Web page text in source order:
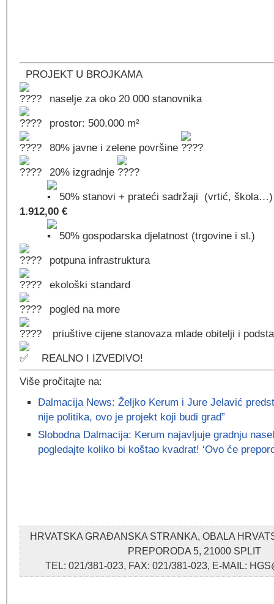
PROJEKT U BROJKAMA
️naselje za oko 20 000 stanovnika
prostor: 500.000 m²
80% javne i zelene površine
️20% izgradnje
50% stanovi + prateći sadržaji (vrtić, škola…)
1.912,00 €
50% gospodarska djelatnost (trgovine i sl.)
potpuna infrastruktura
ekološki standard
pogled na more
priuštive cijene stanovaza mlade obitelji i
REALNO I IZVEDIVO!
Više pročitajte na:
Dalmacija News: Željko Kerum i Jure Jelavić
nije politika, ovo je projekt koji budi grad”
Slobodna Dalmacija: Kerum najavljuje gradnju
pogledajte koliko bi koštao kvadrat! ‘Ovo će
HRVATSKA GRAĐANSKA STRANKA, OBALA
PREPORODA 5, 21000 SPLIT
TEL: 021/381-023, FAX: 021/381-023, E-MAIL: